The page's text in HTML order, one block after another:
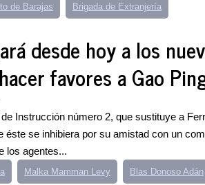
de Barajas Brigada de Extranjería
desde hoy a los
favores a Gao
Instrucción número 2, que sustituye a
éste se inhibiera por su amistad con un
los agentes...
Malka Mamman Levy Blas Donoso Adán